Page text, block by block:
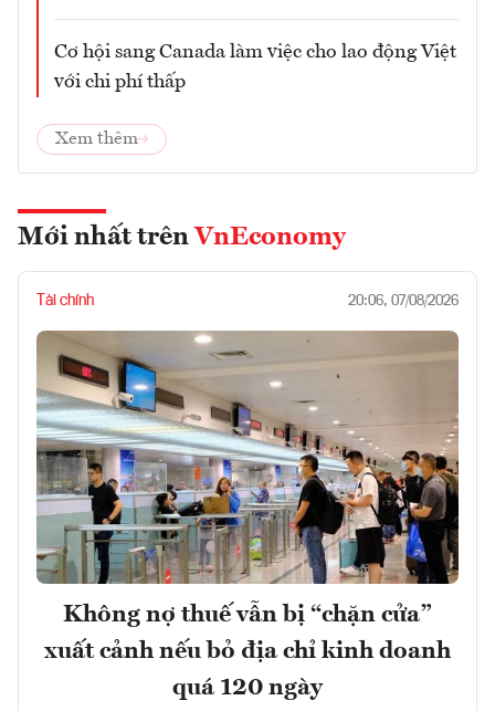
Cơ hội sang Canada làm việc cho lao động Việt
với chi phí thấp
Xem thêm
Mới nhất trên VnEconomy
Tài chính 20:06, 07/08/2026
Không nợ thuế vẫn bị “chặn cửa”
xuất cảnh nếu bỏ địa chỉ kinh doanh
quá 120 ngày